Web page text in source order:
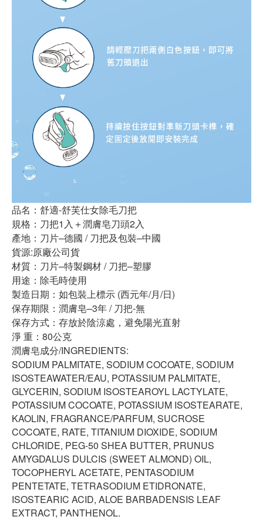
品名：舒適-舒芙仕女除毛刀把
規格：刀把1入＋潤膚皂刀頭2入
產地：刀片–德國 / 刀把及包裝–中國
貨源:原廠公司貨
材質：刀片–特製鋼材 / 刀把–塑膠
用途：除毛時使用
製造日期：如包裝上標示 (西元年/月/日)
保存期限：潤膚皂–3年 / 刀把-無
保存方式：存放於陰涼處，避免陽光直射
淨 重：80公克
潤膚皂成分/INGREDIENTS:
SODIUM PALMITATE, SODIUM COCOATE, SODIUM
ISOSTEAWATER/EAU, POTASSIUM PALMITATE,
GLYCERIN, SODIUM ISOSTEAROYL LACTYLATE,
POTASSIUM COCOATE, POTASSIUM ISOSTEARATE,
KAOLIN, FRAGRANCE/PARFUM, SUCROSE
COCOATE, RATE, TITANIUM DIOXIDE, SODIUM
CHLORIDE, PEG-50 SHEA BUTTER, PRUNUS
AMYGDALUS DULCIS (SWEET ALMOND) OIL,
TOCOPHERYL ACETATE, PENTASODIUM
PENTETATE, TETRASODIUM ETIDRONATE,
ISOSTEARIC ACID, ALOE BARBADENSIS LEAF
EXTRACT, PANTHENOL.